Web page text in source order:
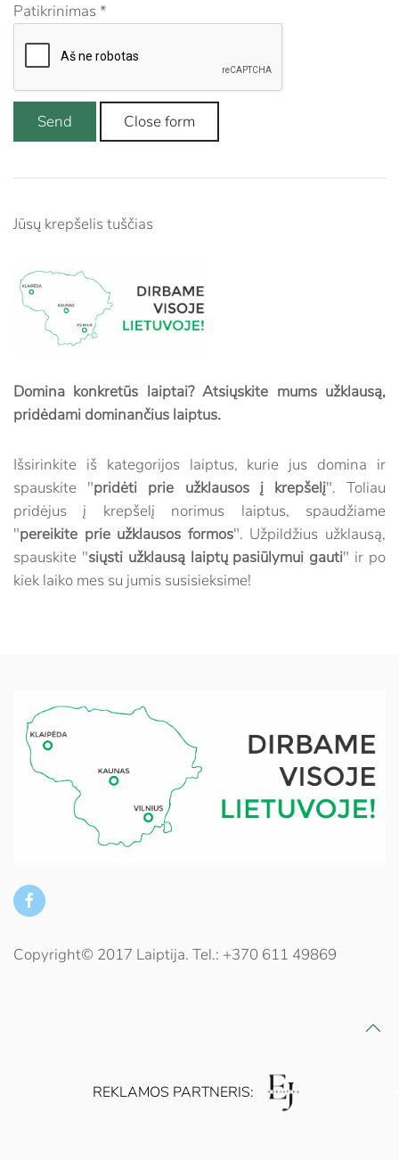
Patikrinimas*
Send Close form
Jūsų krepšelis tuščias
Domina konkretūs laiptai? Atsiųskite mums užklausą,
pridėdami dominančius laiptus.
Išsirinkite iš kategorijos laiptus, kurie jus domina ir
spauskite "pridėti prie užklausos į krepšelį". Toliau
pridėjus į krepšelį norimus laiptus, spaudžiame
"pereikite prie užklausos formos". Užpildžius užklausą,
spauskite "siųsti užklausą laiptų pasiūlymui gauti" ir po
kiek laiko mes su jumis susisieksime!
Copyright© 2017 Laiptija. Tel.: +370 611 49869
REKLAMOS PARTNERIS: